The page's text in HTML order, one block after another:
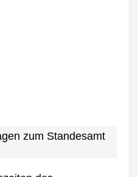
zum Standesamt